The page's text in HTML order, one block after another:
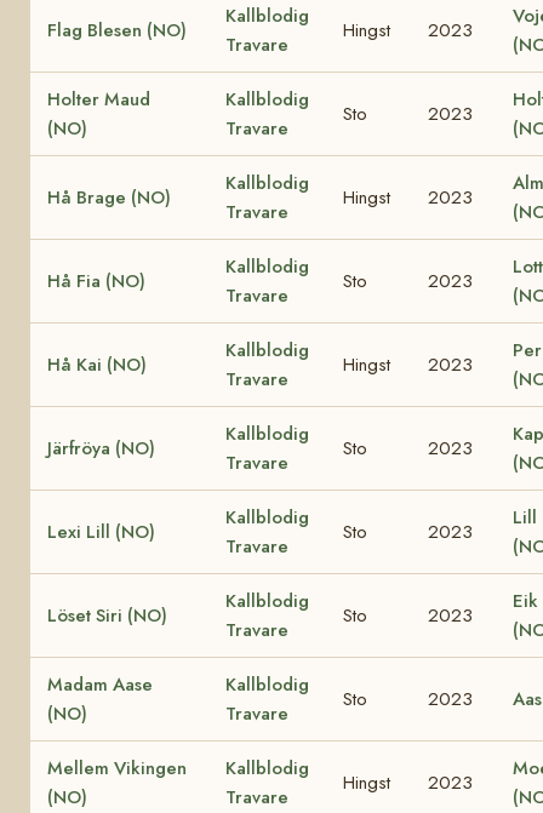
Flag Blesen (NO)
Kallblodig
Travare
Hingst 2023
Holter Maud
(NO)
Kallblodig
Travare
Sto 2023
Hå Brage (NO)
Kallblodig
Travare
Hingst 2023
Hå Fia (NO)
Kallblodig
Travare
Sto 2023
Hå Kai (NO)
Kallblodig
Travare
Hingst 2023
Järfröya (NO)
Kallblodig
Travare
Sto 2023
Lexi Lill (NO)
Kallblodig
Travare
Sto 2023
Lill
Löset Siri (NO)
Kallblodig
Travare
Sto 2023
Madam Aase
(NO)
Kallblodig
Travare
Sto 2023
Mellem Vikingen
(NO)
Kallblodig
Travare
Hingst 2023